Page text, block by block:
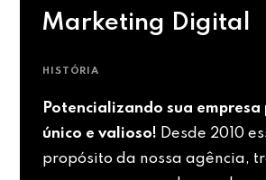
Marketing Digital
HISTÓRIA
Potencializando sua
único e valioso! Desde 2010
propósito da nossa agência,